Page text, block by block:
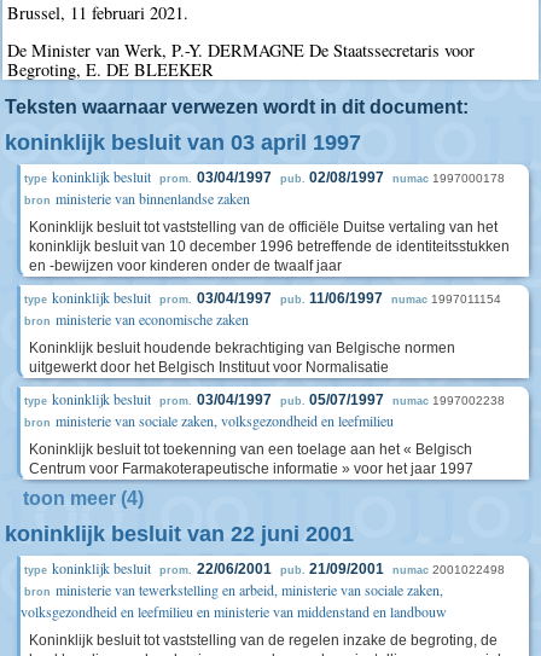
Brussel, 11 februari 2021.
De Minister van Werk, P.-Y. DERMAGNE De Staatssecretaris voor
Begroting, E. DE BLEEKER
Teksten waarnaar verwezen wordt in dit document:
koninklijk besluit van 03 april 1997
type koninklijk besluit prom. 03/04/1997 pub. 02/08/1997 numac 1997000178
bron ministerie van binnenlandse zaken
Koninklijk besluit tot vaststelling van de officiële Duitse vertaling van het
koninklijk besluit van 10 december 1996 betreffende de identiteitsstukken
en -bewijzen voor kinderen onder de twaalf jaar
type koninklijk besluit prom. 03/04/1997 pub. 11/06/1997 numac 1997011154
bron ministerie van economische zaken
Koninklijk besluit houdende bekrachtiging van Belgische normen
uitgewerkt door het Belgisch Instituut voor Normalisatie
type koninklijk besluit prom. 03/04/1997 pub. 05/07/1997 numac 1997002238
bron ministerie van sociale zaken, volksgezondheid en leefmilieu
Koninklijk besluit tot toekenning van een toelage aan het « Belgisch
Centrum voor Farmakoterapeutische informatie » voor het jaar 1997
toon meer (4)
koninklijk besluit van 22 juni 2001
type koninklijk besluit prom. 22/06/2001 pub. 21/09/2001 numac 2001022498
bron ministerie van tewerkstelling en arbeid, ministerie van sociale zaken,
volksgezondheid en leefmilieu en ministerie van middenstand en landbouw
Koninklijk besluit tot vaststelling van de regelen inzake de begroting, de